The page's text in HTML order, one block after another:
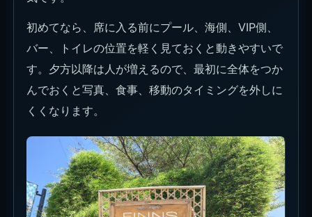
初めてなら、席に入る前にプール、海側、VIP側、
バー、トイレの位置を軽く見ておくと動きやすいで
す。夕方以降は人が増えるので、最初に全体をつか
んでおくと写真、食事、移動のタイミングを外しに
くくなります。